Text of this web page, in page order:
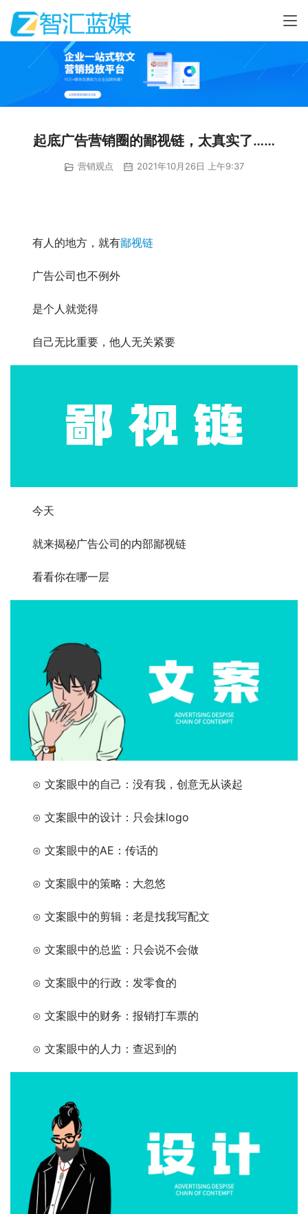
起底广告营销圈的鄙视链，太真实了……
营销观点 2021年10月26日 上午9:37
有人的地方，就有鄙视链
广告公司也不例外
是个人就觉得
自己无比重要，他人无关紧要
今天
就来揭秘广告公司的内部鄙视链
看看你在哪一层
⊙ 文案眼中的自己：没有我，创意无从谈起
⊙ 文案眼中的设计：只会抹logo
⊙ 文案眼中的AE：传话的
⊙ 文案眼中的策略：大忽悠
⊙ 文案眼中的剪辑：老是找我写配文
⊙ 文案眼中的总监：只会说不会做
⊙ 文案眼中的行政：发零食的
⊙ 文案眼中的财务：报销打车票的
⊙ 文案眼中的人力：查迟到的